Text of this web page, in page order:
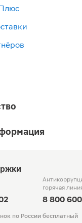
горячая
8 800
по России бесплатный